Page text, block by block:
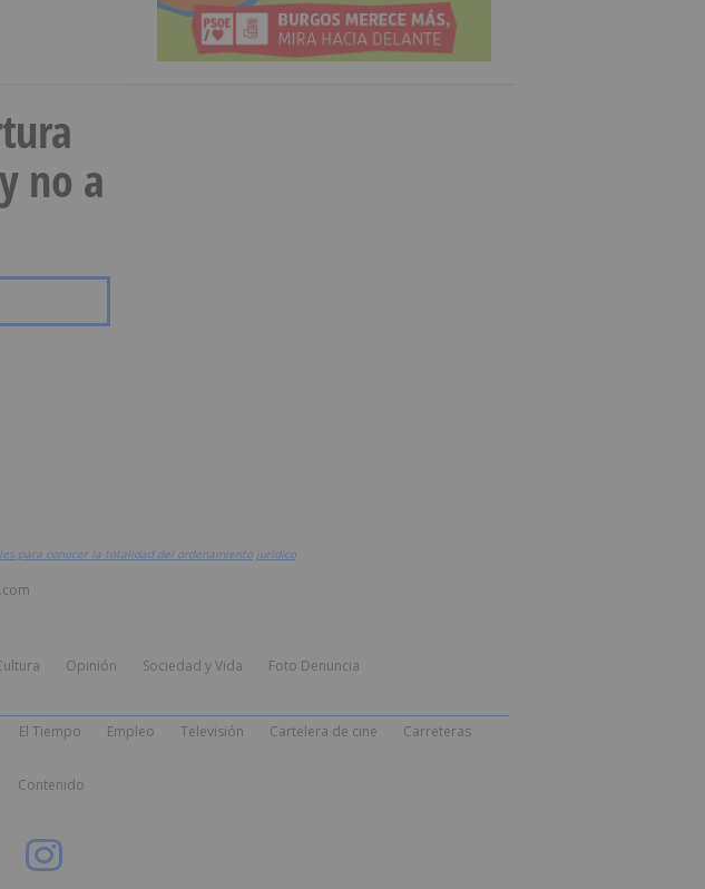
no a
para conocer la totalidad del ordenamiento jurídico
Opinión Sociedad y Vida Foto Denuncia
El Tiempo Empleo Televisión Cartelera de cine Carreteras
Contenido